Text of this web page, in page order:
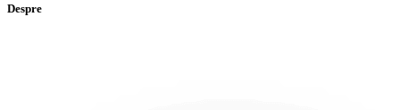
Despre